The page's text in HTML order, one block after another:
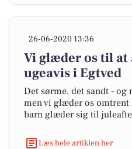
26-06-2020 13:36
Vi glæder os til at
ugeavis i Egtved
Det sørme, det sandt -
men vi glæder os omtrent
barn glæder sig til
Læs hele artiklen her